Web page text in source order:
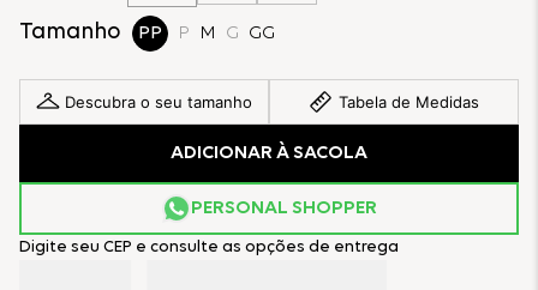
Tamanho PP P M G GG
Descubra o seu tamanho Tabela de Medidas
ADICIONAR À SACOLA
PERSONAL SHOPPER
Digite seu CEP e consulte as opções de entrega